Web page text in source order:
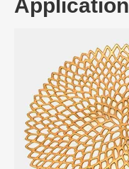
Application